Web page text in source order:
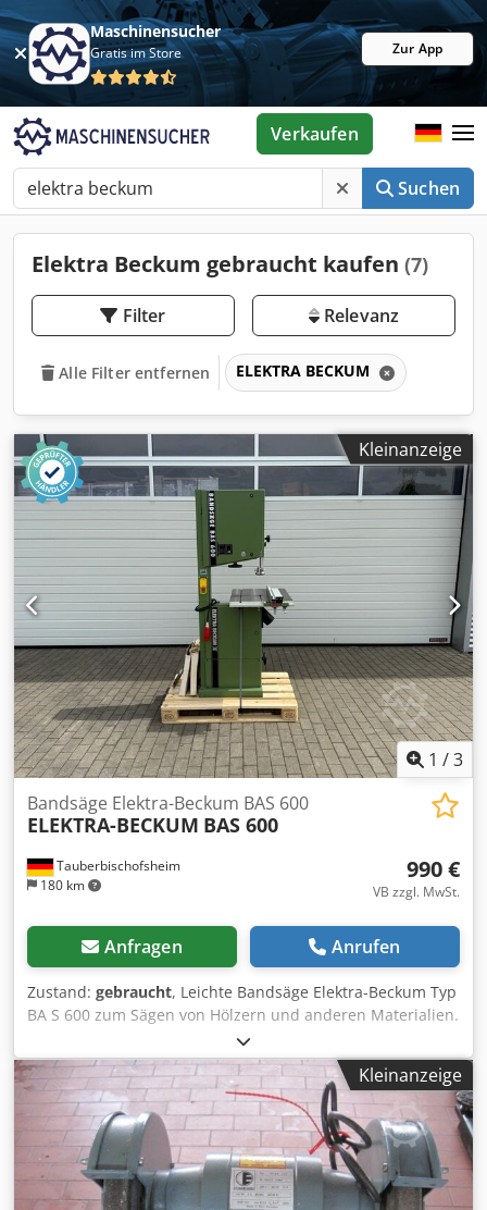
Maschinensucher
Gratis im Store Zur App
Suchen
Verkaufen
Elektra Beckum gebraucht kaufen (7)
Filter Relevanz
Alle Filter entfernen ELEKTRA BECKUM
Kleinanzeige
1 /3
Tauberbischofsheim
180 km
Bandsäge Elektra-Beckum BAS 600
ELEKTRA-BECKUM BAS 600
990 €
VB zzgl. MwSt.
Anfragen Anrufen
Zustand: gebraucht, Leichte Bandsäge Elektra-Beckum Typ
BA S 600 zum Sägen von Hölzern und anderen Materialien.
Technische Daten: Dedszryvyspfx Am Dswa -
Rollendurchmesser: 600 mm - Gewicht: 160 kg -
Schnitthöhe: max. ca. 300 mm
Kleinanzeige